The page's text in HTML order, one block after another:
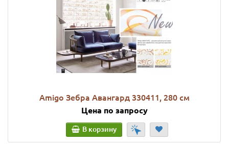
Amigo Зебра Авангард 330411, 280 см
Цена по запросу
В корзину